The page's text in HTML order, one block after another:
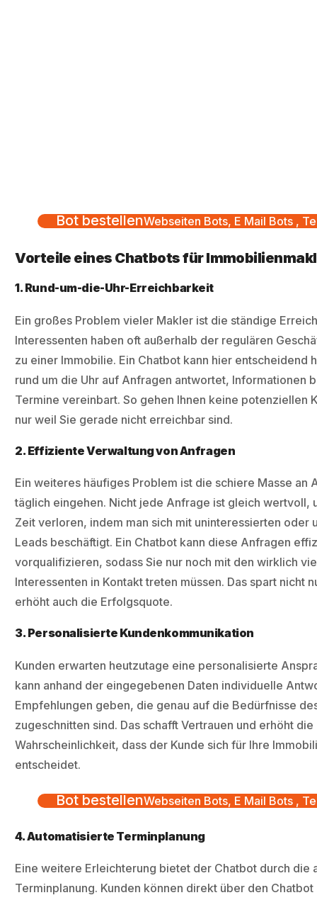
Bot bestellenWebseiten Bots, E Mail Bots ,
Vorteile eines Chatbots für
1. Rund-um-die-Uhr-Erreichbarkeit
Ein großes Problem vieler Makler ist die ständige
Interessenten haben oft außerhalb der regulären
zu einer Immobilie. Ein Chatbot kann hier entscheidend
rund um die Uhr auf Anfragen antwortet, Informationen
Termine vereinbart. So gehen Ihnen keine potenziellen
nur weil Sie gerade nicht erreichbar sind.
2. Effiziente Verwaltung von Anfragen
Ein weiteres häufiges Problem ist die schiere Masse an
täglich eingehen. Nicht jede Anfrage ist gleich wertvoll,
Zeit verloren, indem man sich mit uninteressierten oder
Leads beschäftigt. Ein Chatbot kann diese Anfragen
vorqualifizieren, sodass Sie nur noch mit den wirklich
Interessenten in Kontakt treten müssen. Das spart nicht
erhöht auch die Erfolgsquote.
3. Personalisierte Kundenkommunikation
Kunden erwarten heutzutage eine personalisierte
kann anhand der eingegebenen Daten individuelle
Empfehlungen geben, die genau auf die Bedürfnisse
zugeschnitten sind. Das schafft Vertrauen und erhöht die
Wahrscheinlichkeit, dass der Kunde sich für Ihre
entscheidet.
Bot bestellenWebseiten Bots, E Mail Bots ,
4. Automatisierte Terminplanung
Eine weitere Erleichterung bietet der Chatbot durch die
Terminplanung. Kunden können direkt über den Chatbot